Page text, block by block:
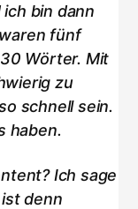
bin dann
fünf
Wörter. Mit
zu
schnell sein.
haben.
Ich sage
denn